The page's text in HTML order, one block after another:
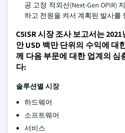
공 고정 적외선(Next-Gen OPIR)
하고 전원을 켜서 계획된 발사를
C5ISR 시장 조사 보고서는
안 USD 백만 단위의 수익에 대
께 다음 부문에 대한 업계의 심
다:
솔루션별 시장
하드웨어
소프트웨어
서비스